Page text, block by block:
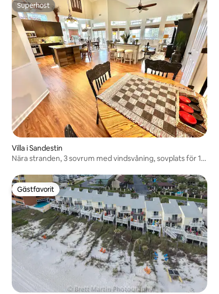
Superhost
Superhost
Villa i Sandestin
Nära stranden, 3 sovrum med vindsvåning, sovplats för 10,
Gästfavorit
Gästfavorit